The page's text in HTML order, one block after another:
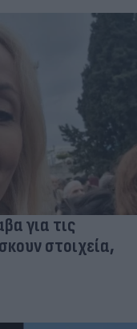
για τις
στοιχεία,